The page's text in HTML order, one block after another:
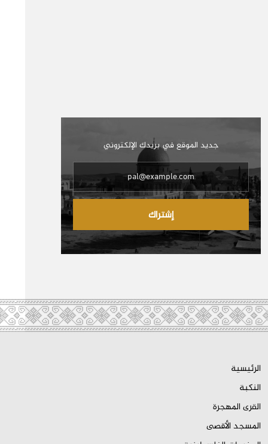
جديد الموقع في بريدك الإلكتروني
إشتراك
الرئيسية
النكبة
القرى المهجرة
المسجد الأقصى